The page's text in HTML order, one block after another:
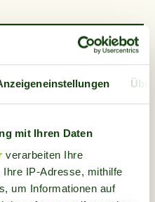
mit Ihren Daten
verarbeiten Ihre
IP-Adresse, mithilfe
um Informationen auf